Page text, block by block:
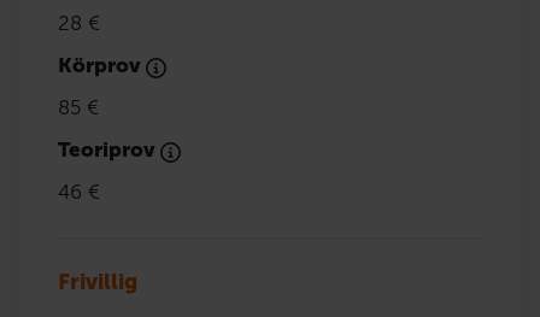
28 €
Körprov
85 €
Teoriprov
46 €
Frivillig